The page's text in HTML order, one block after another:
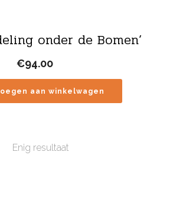
onder de Bomen’
€94.00
aan winkelwagen
Enig resultaat